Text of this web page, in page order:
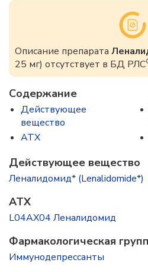
Описание препарата
25 мг) отсутствует в БД РЛС
Содержание
Действующее
вещество
ATX
Действующее вещество
Леналидомид* (Lenalidomide*)
ATX
L04AX04 Леналидомид
Фармакологическая
Иммунодепрессанты